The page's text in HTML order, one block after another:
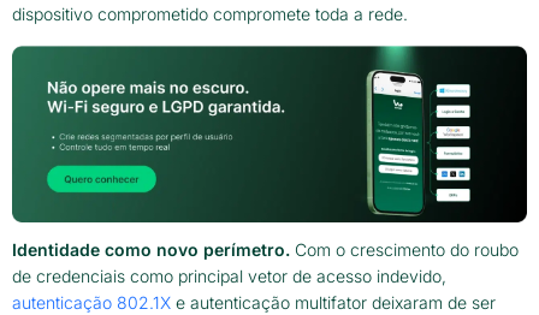
dispositivo comprometido compromete toda a rede.
Identidade como novo perímetro. Com o crescimento do roubo
de credenciais como principal vetor de acesso indevido,
autenticação 802.1X e autenticação multifator deixaram de ser